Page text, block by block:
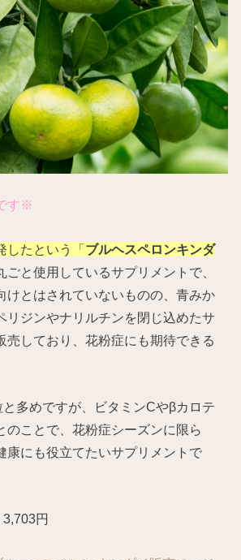
す※
したという「ブルヘスペロンキンダ
ごと使用しているサプリメントで、
けとはされていないものの、青みか
リジンやナリルチンを閉じ込めたサ
売しており、花粉症にも期待できる
多めですが、ビタミンCやβカロテ
のことで、花粉症シーズンに限ら
康にも役立てたいサプリメントで
円